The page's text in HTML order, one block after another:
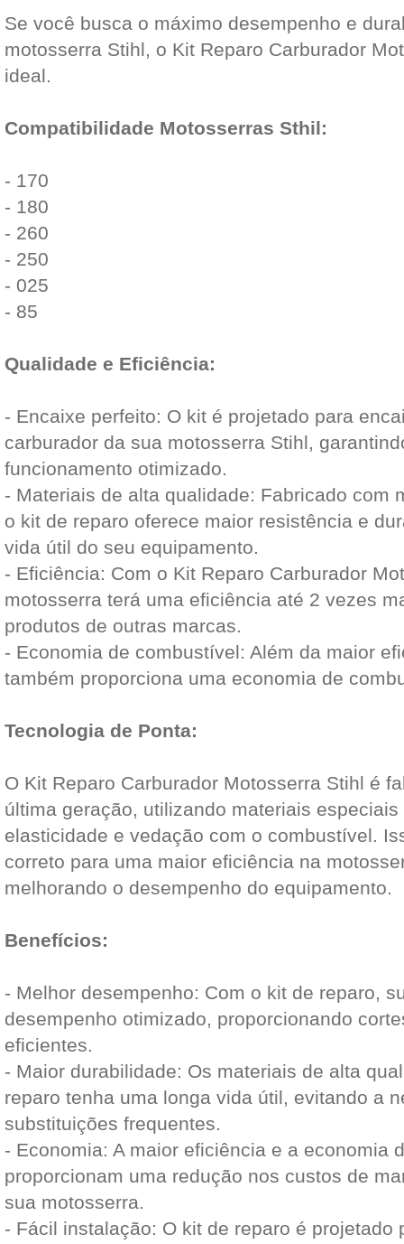
Se você busca o máximo desempenho e
motosserra Stihl, o Kit Reparo Carburador
ideal.
Compatibilidade Motosserras Sthil:
- 170
- 180
- 260
- 250
- 025
- 85
Qualidade e Eficiência:
- Encaixe perfeito: O kit é projetado para
carburador da sua motosserra Stihl,
funcionamento otimizado.
- Materiais de alta qualidade: Fabricado com
o kit de reparo oferece maior resistência e
vida útil do seu equipamento.
- Eficiência: Com o Kit Reparo Carburador
motosserra terá uma eficiência até 2 vezes
produtos de outras marcas.
- Economia de combustível: Além da maior
também proporciona uma economia de
Tecnologia de Ponta:
O Kit Reparo Carburador Motosserra Stihl é
última geração, utilizando materiais
elasticidade e vedação com o combustível.
correto para uma maior eficiência na
melhorando o desempenho do equipamento.
Benefícios:
- Melhor desempenho: Com o kit de reparo,
desempenho otimizado, proporcionando
eficientes.
- Maior durabilidade: Os materiais de alta
reparo tenha uma longa vida útil, evitando a
substituições frequentes.
- Economia: A maior eficiência e a economia
proporcionam uma redução nos custos de
sua motosserra.
- Fácil instalação: O kit de reparo é projetado